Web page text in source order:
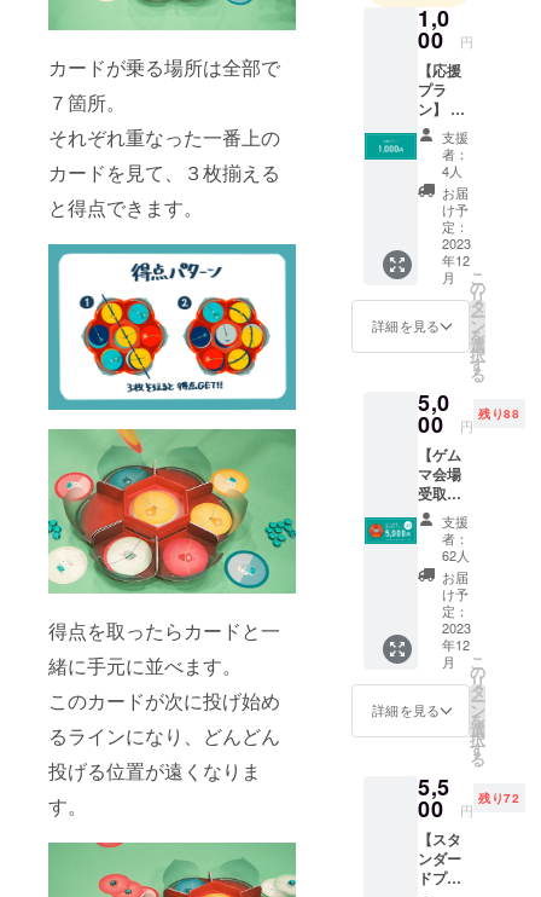
カードが乗る場所は全部で
７箇所。
それぞれ重なった一番上の
カードを見て、３枚揃える
と得点できます。
得点を取ったらカードと一
緒に手元に並べます。
このカードが次に投げ始め
るラインになり、どんどん
投げる位置が遠くなりま
す。
1,0
00 円
【応援
プラ
ン】 本
プロ
ジェク
トを応
援して
くだ
さった
皆さま
に感謝
を込め
て、
SzpiLA
Bからお
礼の
セージ
をお送
りしま
す。商
品のリ
ターン
はあり
ませ
ん。
支援
者：
4人
お届
け予
定：
2023
年12
月
詳細を見る
こ
の
リ
タ
ー
ン
を
選
択
す
る
5,0
00 円
残り88
【ゲム
マ会場
受取プ
ラン】
◇5000
円◇ ・
ラフレ
シアン
１セッ
トを
ゲーム
マー
ケット
でお渡
し ・お
礼の
セージ
会場で
のお手
渡しは
2023年
12月9日
支援
者：
62人
お届
け予
定：
2023
年12
月
詳細を見る
こ
の
リ
タ
ー
ン
を
選
択
す
る
5,5
00 円
残り72
【スタ
ンダー
ドプラ